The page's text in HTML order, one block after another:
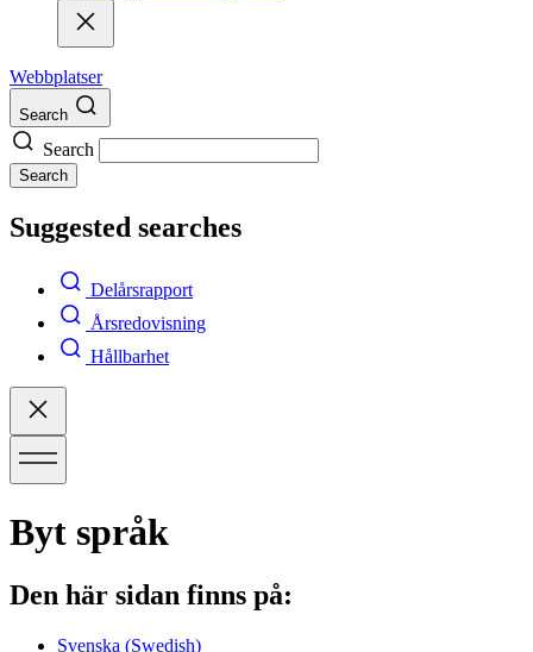
Webbplatser
Search
Search
Search
Suggested searches
Delårsrapport
Årsredovisning
Hållbarhet
Byt språk
Den här sidan finns på:
Svenska (Swedish)